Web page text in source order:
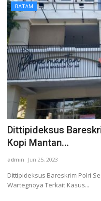
BATAM
Dittipideksus
Kopi Mantan...
admin Jun 25, 2023
Dittipideksus Bareskrim Polri
Wartegnoya Terkait Kasus...